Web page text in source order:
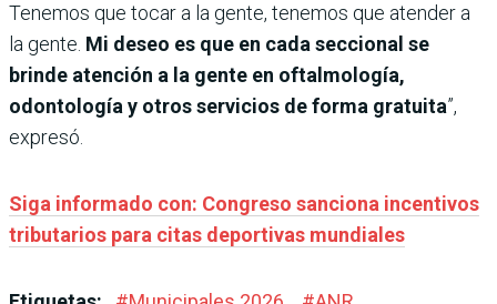
Tenemos que tocar a la gente, tenemos que atender a
la gente. Mi deseo es que en cada seccional se
brinde atención a la gente en oftalmología,
odontología y otros servicios de forma gratuita”,
expresó.
Siga informado con: Congreso sanciona incentivos
tributarios para citas deportivas mundiales